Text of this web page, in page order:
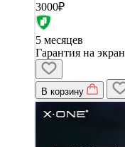
3000₽
5 месяцев
Гарантия на экран
В корзину